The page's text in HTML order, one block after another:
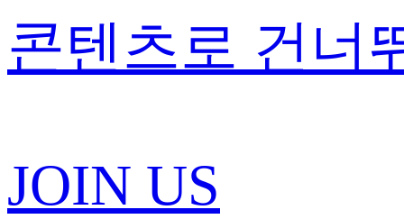
콘텐츠로 건너
JOIN US